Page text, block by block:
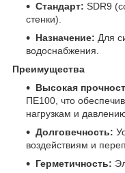
Стандарт: SDR9
стенки).
Назначение: Для
водоснабжения.
Преимущества
Высокая
ПЕ100, что
нагрузкам и
Долговечность:
воздействиям и
Герметичность: